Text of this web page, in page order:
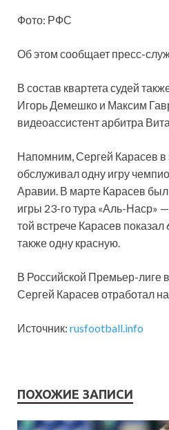
Фото: РФС
Об этом сообщает пресс-
В состав квартета судей
Игорь Демешко и Максим
видеоассистент арбитра
Напомним, Сергей Карасев в
обслуживал одну игру
Аравии. В марте Карасев
игры 23-го тура «Аль-Наср»
той встрече Карасев показал
также одну красную.
В Российской Премьер-лиге
Сергей Карасев отработал
Источник: rusfootball.info
ПОХОЖИЕ ЗАПИСИ